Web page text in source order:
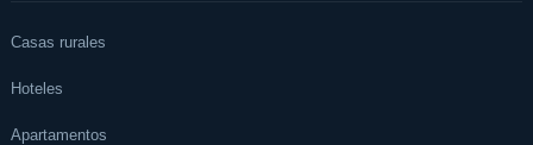
Casas rurales
Hoteles
Apartamentos